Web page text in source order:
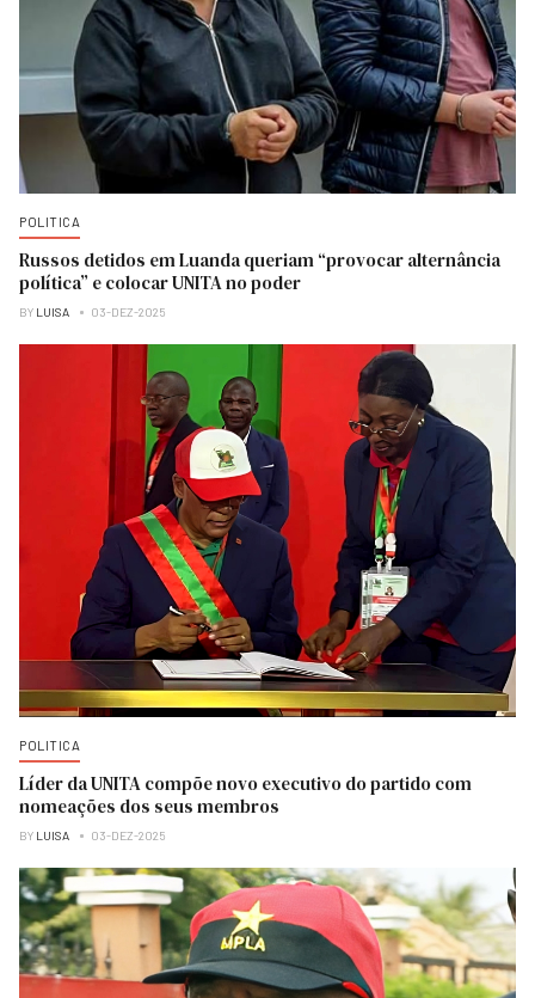
POLITICA
Russos detidos em Luanda queriam “provocar alternância
política” e colocar UNITA no poder
BY LUISA 03-DEZ-2025
POLITICA
Líder da UNITA compõe novo executivo do partido com
nomeações dos seus membros
BY LUISA 03-DEZ-2025